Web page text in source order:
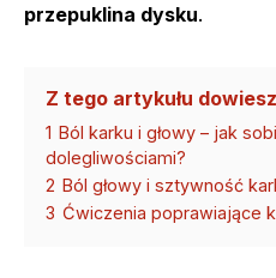
przepuklina dysku.
Z tego artykułu
1 Ból karku i głowy – jak
dolegliwościami?
2 Ból głowy i sztywność
3 Ćwiczenia poprawiające